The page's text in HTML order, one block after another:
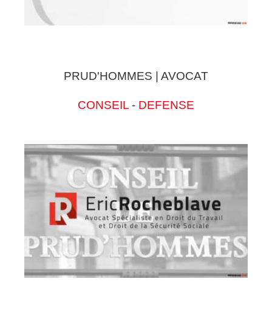
PRUD'HOMMES | AVOCAT
CONSEIL - DEFENSE